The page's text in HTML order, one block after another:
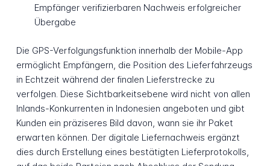
Empfänger verifizierbaren Nachweis erfolgreicher
Übergabe
Die GPS-Verfolgungsfunktion innerhalb der Mobile-App
ermöglicht Empfängern, die Position des Lieferfahrzeugs
in Echtzeit während der finalen Lieferstrecke zu
verfolgen. Diese Sichtbarkeitsebene wird nicht von allen
Inlands-Konkurrenten in Indonesien angeboten und gibt
Kunden ein präziseres Bild davon, wann sie ihr Paket
erwarten können. Der digitale Liefernachweis ergänzt
dies durch Erstellung eines bestätigten Lieferprotokolls,